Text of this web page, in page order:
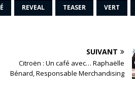
REVEAL TEASER VERT
SUIVANT
Citroën : Un café avec… Raphaëlle
Bénard, Responsable Merchandising